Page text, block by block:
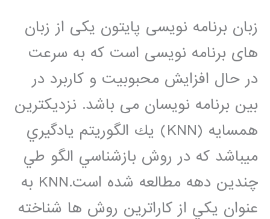
زبان برنامه نویسی پایتون یکی از زبان
های برنامه نویسی است که به سرعت
در حال افزایش محبوبیت و کاربرد در
بین برنامه نویسان می باشد. نزديكترين
همسايه (KNN) يك الگوريتم يادگيري
ميباشد كه در روش بازشناسي الگو طي
چندين دهه مطالعه شده است.KNN به
عنوان يكي از كاراترين روش ها شناخته